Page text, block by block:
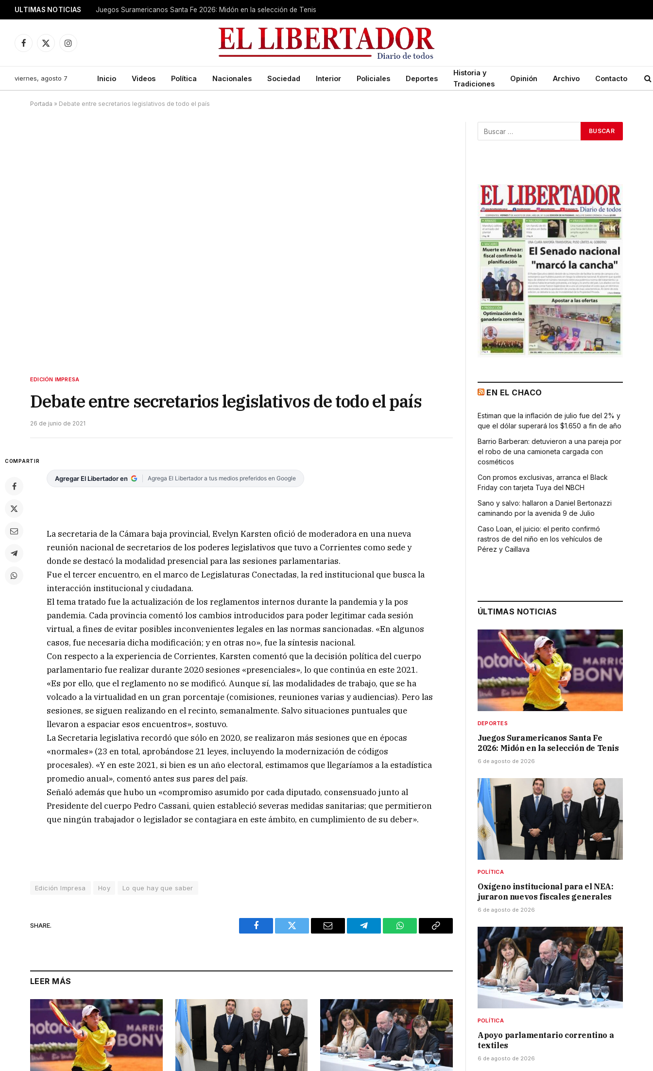
ULTIMAS NOTICIAS Juegos Suramericanos Santa Fe 2026: Midón en la selección de Tenis
Facebook
X
Instagram
viernes, agosto 7 Inicio Videos Política Nacionales Sociedad Interior Policiales Deportes
Historia y
Tradiciones
Opinión Archivo Contacto
Portada » Debate entre secretarios legislativos de todo el país
EDICIÓN IMPRESA
Debate entre secretarios legislativos de todo el país
26 de junio de 2021
COMPARTIR
Agregar El Libertador en Agrega El Libertador a tus medios preferidos en Google
La secretaria de la Cámara baja provincial, Evelyn Karsten ofició de moderadora en una nueva
reunión nacional de secretarios de los poderes legislativos que tuvo a Corrientes como sede y
donde se destacó la modalidad presencial para las sesiones parlamentarias.
Fue el tercer encuentro, en el marco de Legislaturas Conectadas, la red institucional que busca la
interacción institucional y ciudadana.
El tema tratado fue la actualización de los reglamentos internos durante la pandemia y la pos
pandemia. Cada provincia comentó los cambios introducidos para poder legitimar cada sesión
virtual, a fines de evitar posibles inconvenientes legales en las normas sancionadas. «En algunos
casos, fue necesaria dicha modificación; y en otras no», fue la síntesis nacional.
Con respecto a la experiencia de Corrientes, Karsten comentó que la decisión política del cuerpo
parlamentario fue realizar durante 2020 sesiones «presenciales», lo que continúa en este 2021.
«Es por ello, que el reglamento no se modificó. Aunque sí, las modalidades de trabajo, que se ha
volcado a la virtualidad en un gran porcentaje (comisiones, reuniones varias y audiencias). Pero las
sesiones, se siguen realizando en el recinto, semanalmente. Salvo situaciones puntuales que
llevaron a espaciar esos encuentros», sostuvo.
La Secretaria legislativa recordó que sólo en 2020, se realizaron más sesiones que en épocas
«normales» (23 en total, aprobándose 21 leyes, incluyendo la modernización de códigos
procesales). «Y en este 2021, si bien es un año electoral, estimamos que llegaríamos a la estadística
promedio anual», comentó antes sus pares del país.
Señaló además que hubo un «compromiso asumido por cada diputado, consensuado junto al
Presidente del cuerpo Pedro Cassani, quien estableció severas medidas sanitarias; que permitieron
que ningún trabajador o legislador se contagiara en este ámbito, en cumplimiento de su deber».
Edición Impresa Hoy Lo que hay que saber
SHARE.
Facebook Twitter Email Telegram WhatsAppCopy
LEER MÁS
EN EL CHACO
Estiman que la inflación de julio fue del 2% y
que el dólar superará los $1.650 a fin de año
Barrio Barberan: detuvieron a una pareja por
el robo de una camioneta cargada con
cosméticos
Con promos exclusivas, arranca el Black
Friday con tarjeta Tuya del NBCH
Sano y salvo: hallaron a Daniel Bertonazzi
caminando por la avenida 9 de Julio
Caso Loan, el juicio: el perito confirmó
rastros de del niño en los vehículos de
Pérez y Caillava
ÚLTIMAS NOTICIAS
DEPORTES
Juegos Suramericanos Santa Fe
2026: Midón en la selección de Tenis
6 de agosto de 2026
POLÍTICA
Oxígeno institucional para el NEA:
juraron nuevos fiscales generales
6 de agosto de 2026
POLÍTICA
Apoyo parlamentario correntino a
textiles
6 de agosto de 2026